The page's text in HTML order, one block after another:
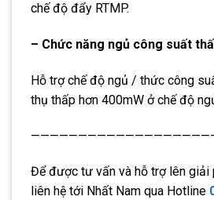
chế độ đẩy RTMP.
– Chức năng ngủ công suất
Hỗ trợ chế độ ngủ / thức công
thụ thấp hơn 400mW ở chế độ
Để được tư vấn và hỗ trợ lên giải
liên hệ tới Nhất Nam qua Hotline